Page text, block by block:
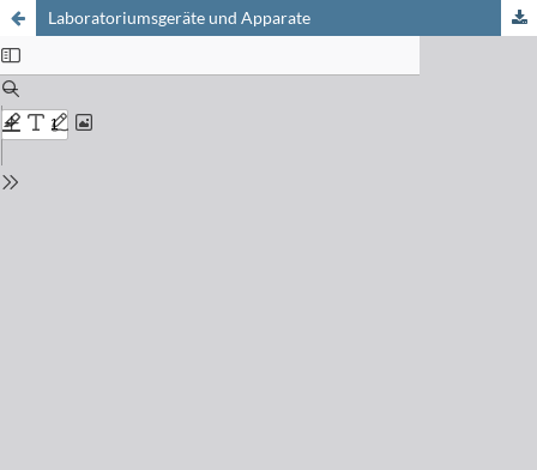
Laboratoriumsgeräte und Apparate